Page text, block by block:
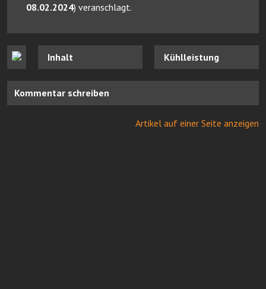
08.02.2024) veranschlagt.
Inhalt Kühlleistung
Kommentar schreiben
Artikel auf einer Seite anzeigen